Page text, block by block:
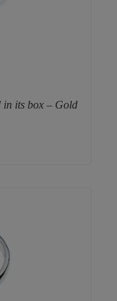
in its box – Gold